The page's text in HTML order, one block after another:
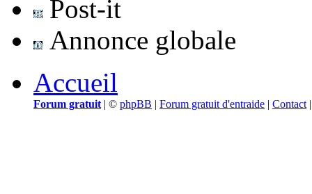
Post-it
Annonce globale
Accueil
Forum gratuit | © phpBB | Forum gratuit d'entraide | Contact